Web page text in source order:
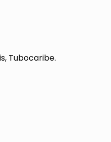
Tubocaribe.